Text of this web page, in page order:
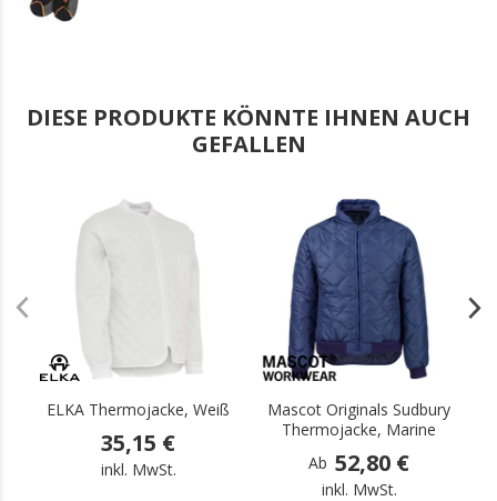
DIESE PRODUKTE KÖNNTE IHNEN AUCH
GEFALLEN
ELKA Thermojacke, Weiß
35,15 €
inkl. MwSt.
Mascot Originals Sudbury
Thermojacke, Marine
Ab 52,80 €
inkl. MwSt.